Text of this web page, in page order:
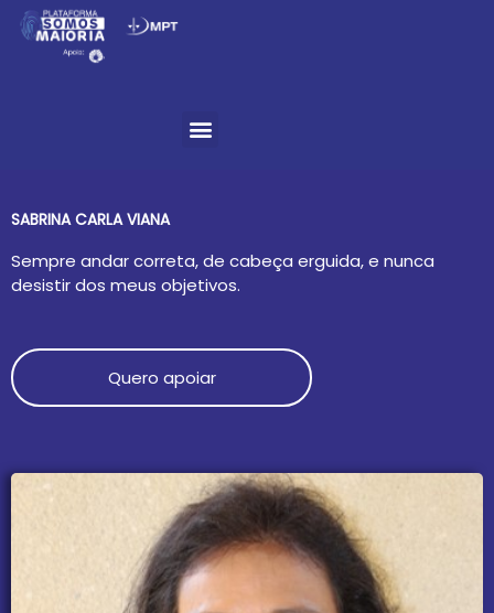
para
SABRINA CARLA VIANA
Sempre andar correta, de cabeça erguida, e nunca
desistir dos meus objetivos.
Quero apoiar